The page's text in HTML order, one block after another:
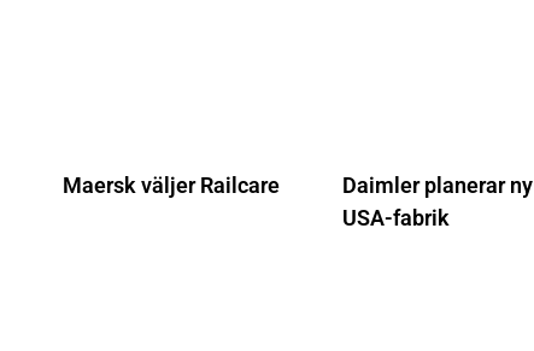
Maersk väljer Railcare
Daimler planerar ny
USA-fabrik